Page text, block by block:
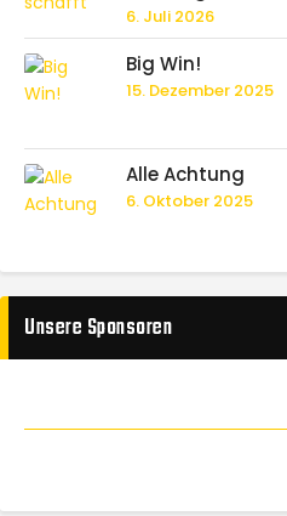
6. Juli 2026
Big Win!
15. Dezember 2025
Alle Achtung
6. Oktober 2025
Unsere Sponsoren